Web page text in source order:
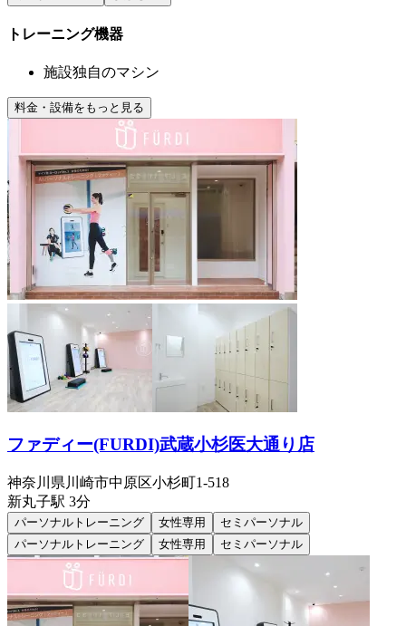
トレーニング機器
施設独自のマシン
料金・設備をもっと見る
ファディー(FURDI)武蔵小杉医大通り店
神奈川県川崎市中原区小杉町1-518
新丸子駅 3分
パーソナルトレーニング 女性専用
セミパーソナル
パーソナルトレーニング
女性専用 セミパーソナル